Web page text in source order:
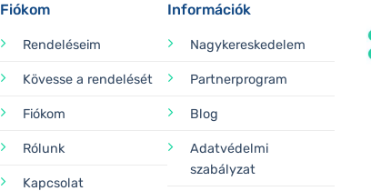
Fiókom
Rendeléseim
Kövesse a rendelését
Fiókom
Rólunk
Kapcsolat
Információk
Nagykereskedelem
Partnerprogram
Blog
Adatvédelmi
szabályzat